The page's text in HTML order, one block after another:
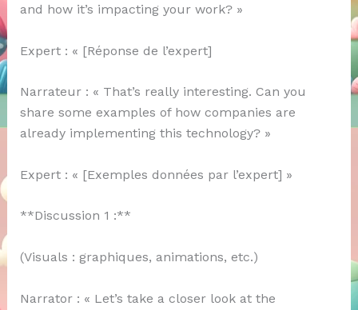
and how it’s impacting your work? »
Expert : « [Réponse de l’expert]
Narrateur : « That’s really interesting. Can you
share some examples of how companies are
already implementing this technology? »
Expert : « [Exemples données par l’expert] »
**Discussion 1 :**
(Visuals : graphiques, animations, etc.)
Narrator : « Let’s take a closer look at the